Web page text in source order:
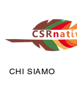
CHI SIAMO